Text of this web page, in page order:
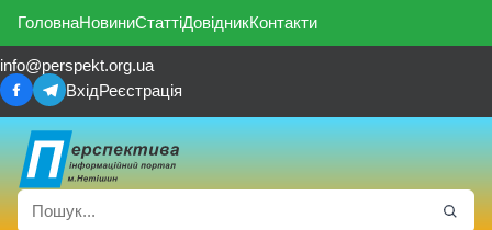
ГоловнаНовиниСтаттіДовідникКонтакти
info@perspekt.org.ua
ВхідРеєстрація